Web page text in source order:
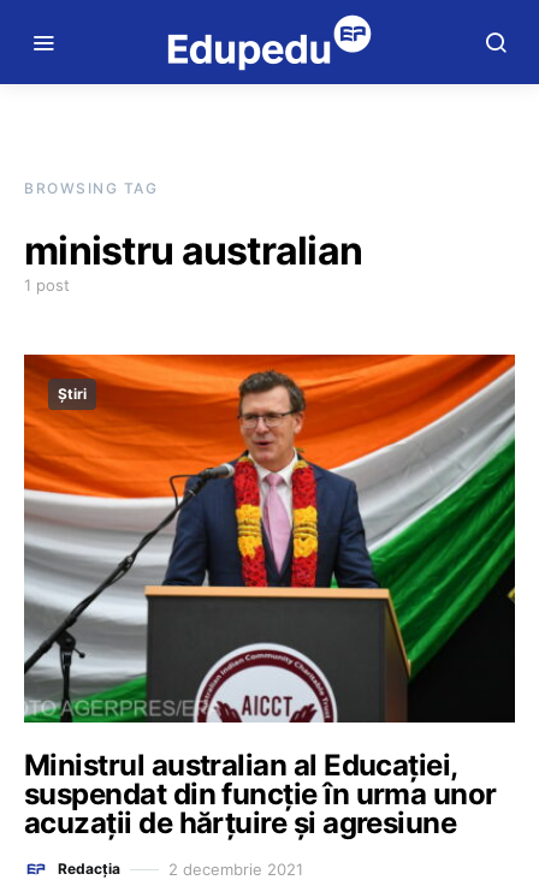
BROWSING TAG
ministru australian
1 post
Știri
Ministrul australian al Educației,
suspendat din funcție în urma unor
acuzații de hărțuire și agresiune
Redacția 2 decembrie 2021